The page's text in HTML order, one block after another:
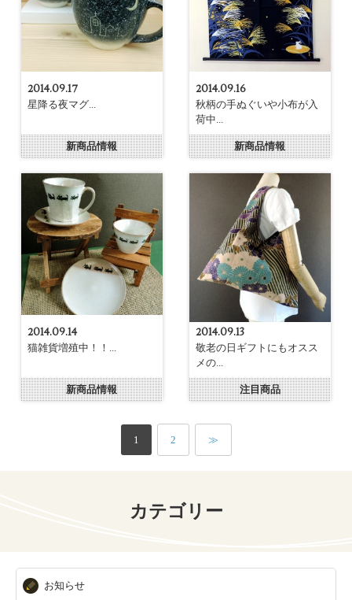
2014.09.17
星降る夜マグ...
新商品情報
2014.09.16
秋柄の手ぬぐいや小布が入
荷中...
新商品情報
2014.09.14
猫雑貨増殖中！！...
新商品情報
2014.09.13
敬老の日ギフトにもオスス
メの...
注目商品
1 2 ≫
カテゴリー
お知らせ